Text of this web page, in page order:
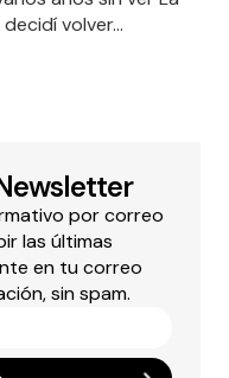
volver…
por correo
las últimas
en tu correo
sin spam.